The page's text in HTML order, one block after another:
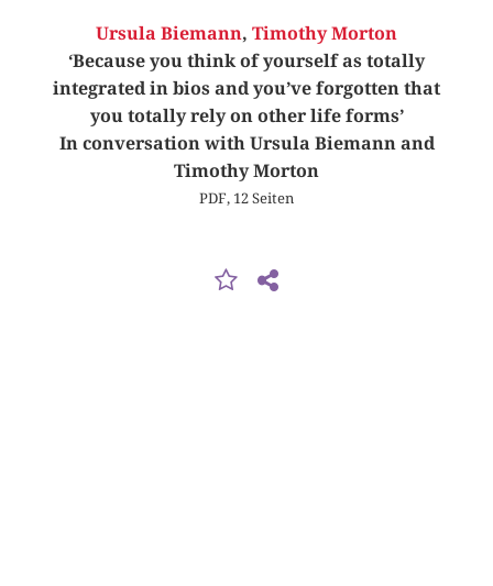
Ursula Biemann, Timothy Morton
‘Because you think of yourself as totally
integrated in bios and you’ve forgotten that
you totally rely on other life forms’
In conversation with Ursula Biemann and
Timothy Morton
PDF, 12 Seiten